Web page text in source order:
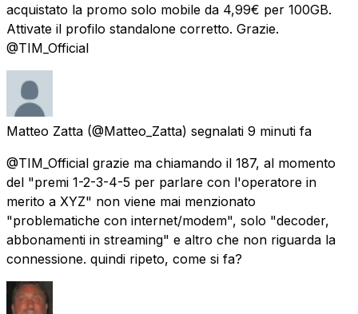
acquistato la promo solo mobile da 4,99€ per 100GB.
Attivate il profilo standalone corretto. Grazie.
@TIM_Official
Matteo Zatta (@Matteo_Zatta) segnalati 9 minuti fa
@TIM_Official grazie ma chiamando il 187, al momento
del "premi 1-2-3-4-5 per parlare con l'operatore in
merito a XYZ" non viene mai menzionato
"problematiche con internet/modem", solo "decoder,
abbonamenti in streaming" e altro che non riguarda la
connessione. quindi ripeto, come si fa?